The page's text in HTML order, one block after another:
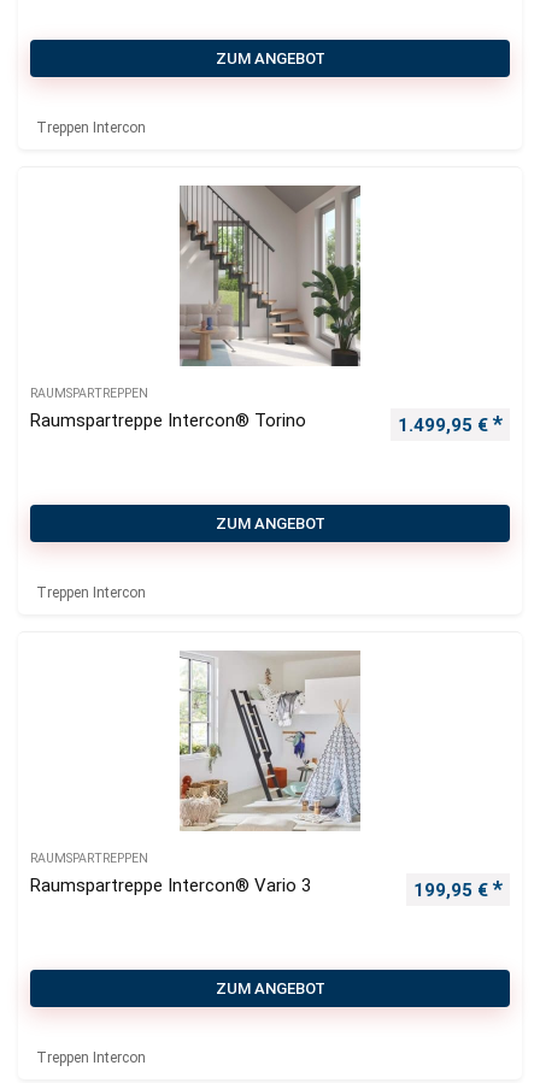
ZUM ANGEBOT
Treppen Intercon
RAUMSPARTREPPEN
Raumspartreppe Intercon® Torino 1.499,95 €
ZUM ANGEBOT
Treppen Intercon
RAUMSPARTREPPEN
Raumspartreppe Intercon® Vario 3 199,95 €
ZUM ANGEBOT
Treppen Intercon